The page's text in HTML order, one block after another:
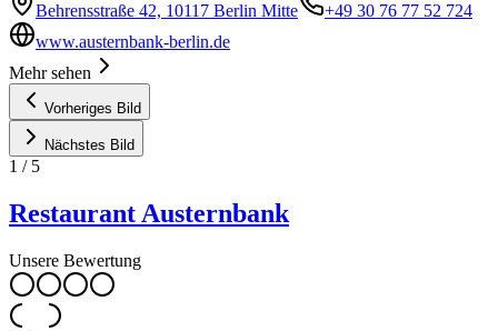
Behrensstraße 42, 10117 Berlin Mitte
+49 30 76 77 52 724
www.austernbank-berlin.de
Mehr sehen
Vorheriges Bild
Nächstes Bild
1 / 5
Restaurant Austernbank
Unsere Bewertung